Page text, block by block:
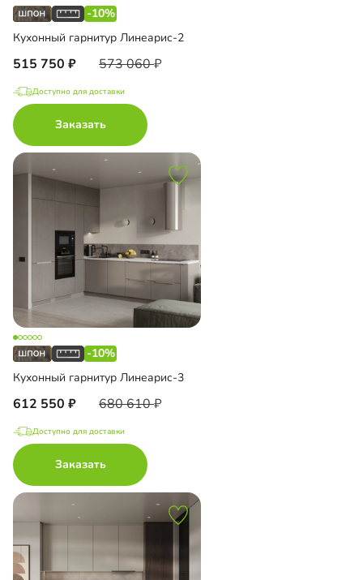
-10%
Кухонный гарнитур Линеарис-2
515 750 573 060
Доступно для доставки
Заказать
-10%
Кухонный гарнитур Линеарис-3
612 550 680 610
Доступно для доставки
Заказать